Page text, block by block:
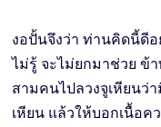
งอปั้นจึงว่า ท่านคิดนี้ดีอ
ไม่รู้ จะไม่ยกมาช่วย ข้
สามคนไปลวงจูเหียนว่
เหียน แล้วให้บอกเนื้อค